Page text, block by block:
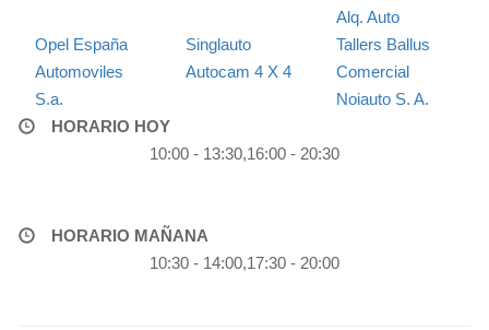
Alq. Auto
Opel España
Automoviles
S.a.
Singlauto
Tallers Ballus
Autocam 4 X 4
Comercial
Noiauto S. A.
HORARIO HOY
10:00 - 13:30,16:00 - 20:30
HORARIO MAÑANA
10:30 - 14:00,17:30 - 20:00